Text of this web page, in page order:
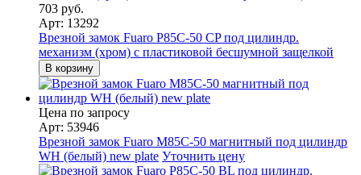
703 руб.
Арт: 13292
Врезной замок Fuaro P85C-50 CP под цилиндр.
механизм (хром) с пластиковой бесшумной защелкой
В корзину
Цена по запросу
Арт: 53946
Врезной замок Fuaro M85C-50 магнитный под цилиндр
WH (белый) new plate Уточнить цену